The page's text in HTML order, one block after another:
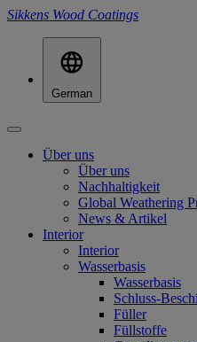
Sikkens Wood Coatings
German
Über uns
Über uns
Nachhaltigkeit
Global Weathering
News & Artikel
Interior
Interior
Wasserbasis
Wasserbasis
Schluss-
Füller
Füllstoffe